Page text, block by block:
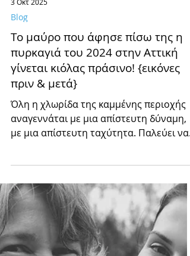
3 Οκτ 2025
Blog
Το μαύρο που άφησε πίσω της η
πυρκαγιά του 2024 στην Αττική
γίνεται κιόλας πράσινο! {εικόνες
πριν & μετά}
με μια απίστευτη ταχύτητα. Παλεύει να
κερδίσει τον χαμένο χρόνο, αυτόν που
της στέρησε η αδυναμία του ανθρώπου
να την προστατέψει.